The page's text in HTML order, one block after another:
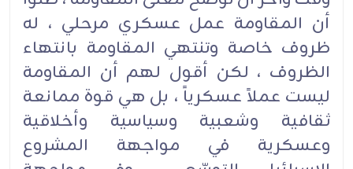
أن المقاومة عمل عسكري مرحلي ، له
ظروف خاصة وتنتهي المقاومة بانتهاء
الظروف ، لكن أقول لهم أن المقاومة
ليست عملاً عسكرياً ، بل هي قوة ممانعة
ثقافية وشعبية وسياسية وأخلاقية
وعسكرية في مواجهة المشروع